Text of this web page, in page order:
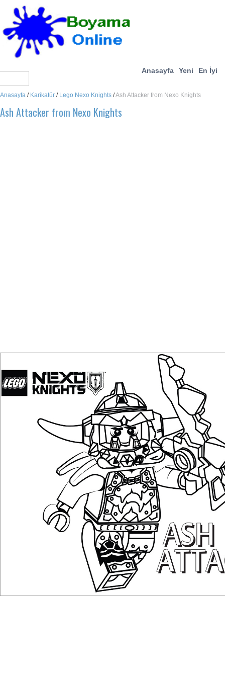
Anasayfa Yeni En İyi
Anasayfa / Karikatür / Lego Nexo Knights /Ash Attacker from Nexo Knights
Ash Attacker from Nexo Knights